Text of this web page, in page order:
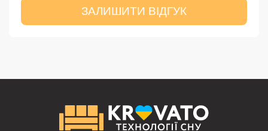
ЗАЛИШИТИ ВІДГУК